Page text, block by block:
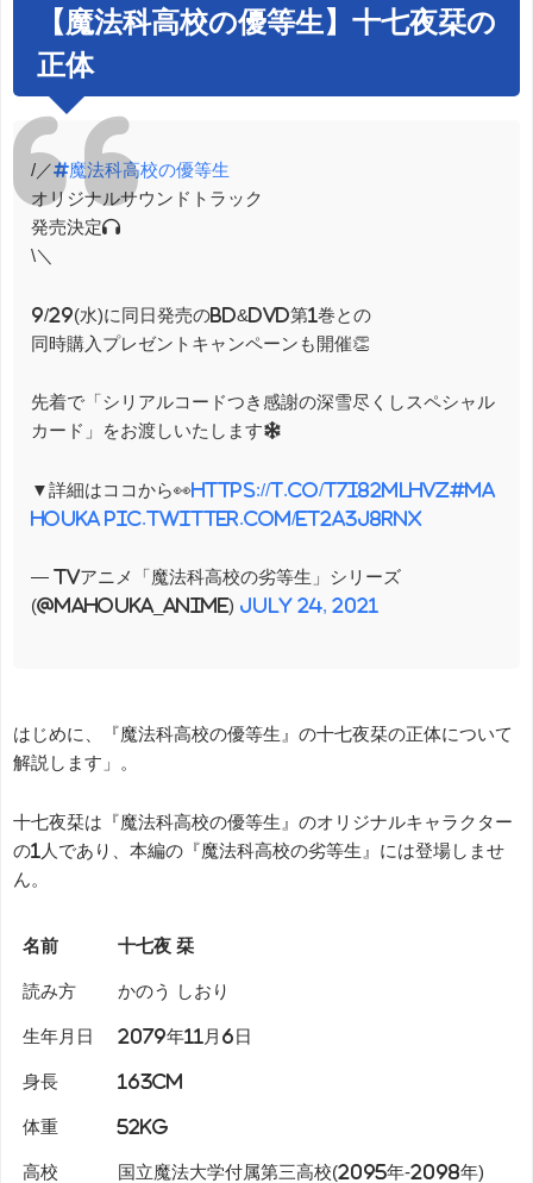
【魔法科高校の優等生】十七夜栞の
正体
/／#魔法科高校の優等生
オリジナルサウンドトラック
発売決定🎧
\＼
9/29(水)に同日発売のBD&DVD第1巻との
同時購入プレゼントキャンペーンも開催👏
先着で「シリアルコードつき感謝の深雪尽くしスペシャル
カード」をお渡しいたします❄️
▼詳細はココから👀https://t.co/T7I82MLHvz#ma
houka pic.twitter.com/et2a3j8RnX
— TVアニメ「魔法科高校の劣等生」シリーズ
(@mahouka_anime) July 24, 2021
はじめに、『魔法科高校の優等生』の十七夜栞の正体について
解説します」。
十七夜栞は『魔法科高校の優等生』のオリジナルキャラクター
の1人であり、本編の『魔法科高校の劣等生』には登場しませ
ん。
名前 十七夜 栞
読み方 かのう しおり
生年月日 2079年11月6日
身長 163cm
体重 52kg
高校 国立魔法大学付属第三高校(2095年-2098年)